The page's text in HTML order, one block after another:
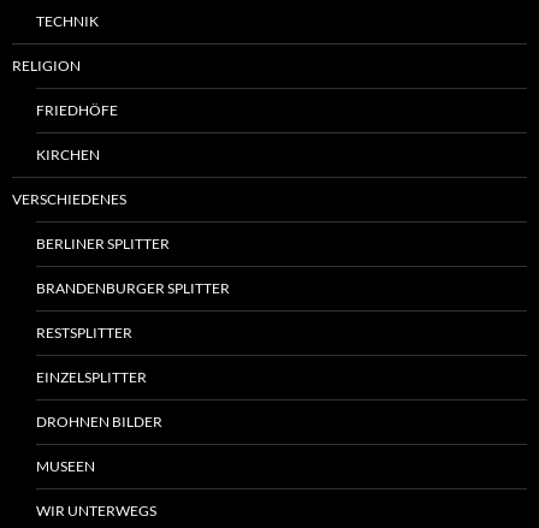
TECHNIK
RELIGION
FRIEDHÖFE
KIRCHEN
VERSCHIEDENES
BERLINER SPLITTER
BRANDENBURGER SPLITTER
RESTSPLITTER
EINZELSPLITTER
DROHNEN BILDER
MUSEEN
WIR UNTERWEGS